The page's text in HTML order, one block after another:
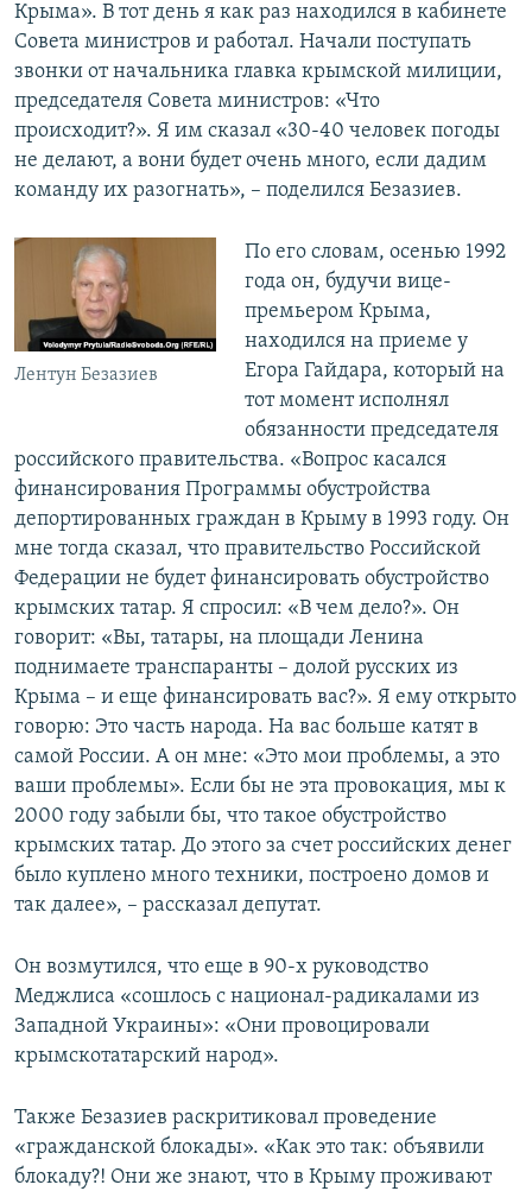
Крыма». В тот день я как раз находился в кабинете
Совета министров и работал. Начали поступать
звонки от начальника главка крымской милиции,
председателя Совета министров: «Что
происходит?». Я им сказал «30-40 человек погоды
не делают, а вони будет очень много, если дадим
команду их разогнать», – поделился Безазиев.
Лентун Безазиев
По его словам, осенью 1992
года он, будучи вице-
премьером Крыма,
находился на приеме у
Егора Гайдара, который на
тот момент исполнял
обязанности председателя
российского правительства. «Вопрос касался
финансирования Программы обустройства
депортированных граждан в Крыму в 1993 году. Он
мне тогда сказал, что правительство Российской
Федерации не будет финансировать обустройство
крымских татар. Я спросил: «В чем дело?». Он
говорит: «Вы, татары, на площади Ленина
поднимаете транспаранты – долой русских из
Крыма – и еще финансировать вас?». Я ему открыто
говорю: Это часть народа. На вас больше катят в
самой России. А он мне: «Это мои проблемы, а это
ваши проблемы». Если бы не эта провокация, мы к
2000 году забыли бы, что такое обустройство
крымских татар. До этого за счет российских денег
было куплено много техники, построено домов и
так далее», – рассказал депутат.
Он возмутился, что еще в 90-х руководство
Меджлиса «сошлось с национал-радикалами из
Западной Украины»: «Они провоцировали
крымскотатарский народ».
Также Безазиев раскритиковал проведение
«гражданской блокады». «Как это так: объявили
блокаду?! Они же знают, что в Крыму проживают